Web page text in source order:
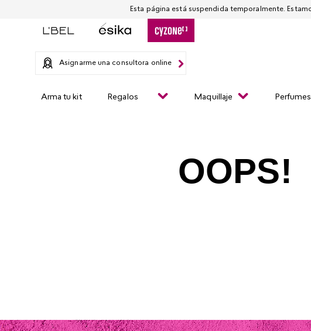
Asignarme una consultora online
Arma tu kit Regalos Maquillaje Perfumes
OOPS!